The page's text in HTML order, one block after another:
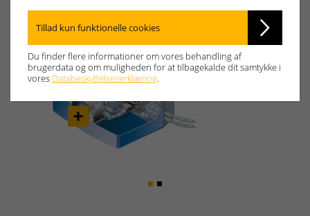
Previous Next
Tillad kun funktionelle cookies
Du finder flere informationer om vores behandling af
brugerdata og om muligheden for at tilbagekalde dit samtykke i
vores Databeskyttelseserklæring.